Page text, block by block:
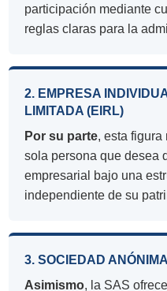
participación mediante
reglas claras para la
2. EMPRESA
LIMITADA (EIRL)
Por su parte, esta figura
sola persona que desea
empresarial bajo una
independiente de su
3. SOCIEDAD
Asimismo, la SAS